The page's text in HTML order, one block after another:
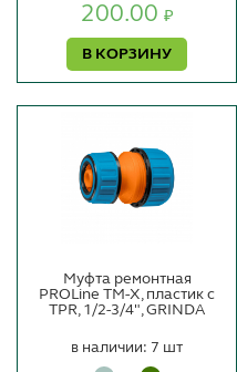
200.00 ₽
В КОРЗИНУ
Муфта ремонтная
PROLine TМ-X, пластик с
TPR, 1/2-3/4", GRINDA
в наличии: 7 шт